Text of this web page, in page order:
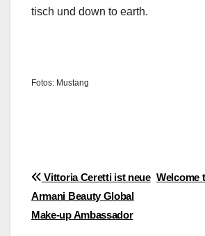
tisch und down to earth.
Fotos: Mus­tang
Welcome
Vittoria Ceretti ist neue
Armani Beauty Global
Make-up Ambassador